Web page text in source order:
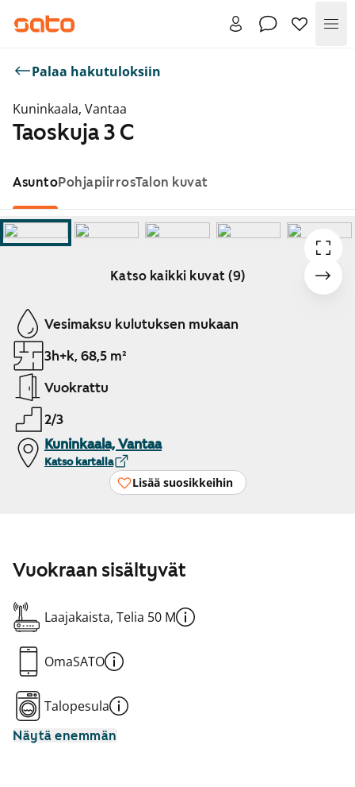
Palaa hakutuloksiin
Kuninkaala, Vantaa
Taoskuja 3 C
AsuntoPohjapiirrosTalon kuvat
Katso kaikki kuvat (9)
Näytetään dia 1 / 9
Vesimaksu kulutuksen mukaan
3h+k, 68,5 m²
Vuokrattu
2/3
Kuninkaala, Vantaa
Katso kartalla
Lisää suosikkeihin
Vuokraan sisältyvät
Laajakaista, Telia 50 M
OmaSATO
Talopesula
Näytä enemmän